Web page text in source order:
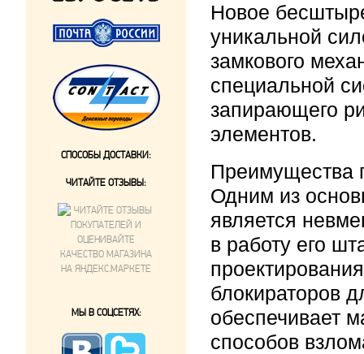
Новое
уникальной
замкового
специальной
запирающего
элементов.
Преимущества
Одним из
является
в работу его
блокираторов
обеспечивает
способов
СПОСОБЫ ДОСТАВКИ:
ЧИТАЙТЕ ОТЗЫВЫ:
МЫ В СОЦСЕТЯХ: